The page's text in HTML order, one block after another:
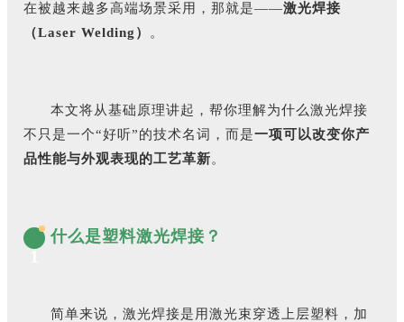
在被越来越多高端场景采用，那就是——激光焊接
（Laser Welding）
。
本文将从基础原理讲起，帮你理解为什么激光焊接
不只是一个“好听”的技术名词，而是一项可以改变你产
品性能与外观表现的工艺革新。
1
什么是塑料激光焊接？
简单来说，激光焊接是用激光束穿透上层塑料，加